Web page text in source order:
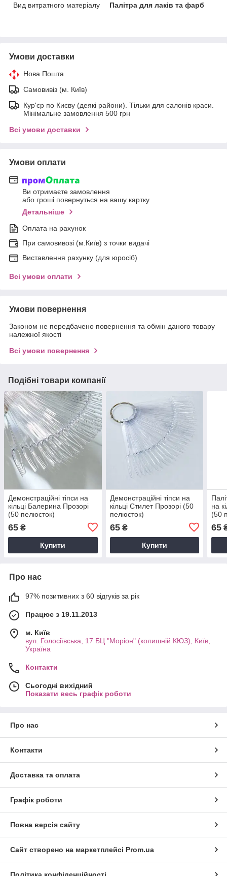
Вид витратного матеріалу
Палітра для лаків та фарб
Умови доставки
Нова Пошта
Самовивіз (м. Київ)
Кур'єр по Києву (деякі райони). Тільки для салонів краси.
Мінімальне замовлення 500 грн
Всі умови доставки
Умови оплати
Ви отримаєте замовлення
або гроші повернуться на вашу картку
Детальніше
Оплата на рахунок
При самовивозі (м.Київ) з точки видачі
Виставлення рахунку (для юросіб)
Всі умови оплати
Умови повернення
Законом не передбачено повернення та обмін даного товару
належної якості
Всі умови повернення
Подібні товари компанії
Демонстраційні тіпси на
кільці Балерина Прозорі
(50 пелюсток)
65 ₴
Купити
Демонстраційні тіпси на
кільці Стилет Прозорі (50
пелюсток)
65₴
Купити
на
(50
65
Про нас
97% позитивних з 60 відгуків за рік
Працює з 19.11.2013
м. Київ
вул. Голосіївська, 17 БЦ "Моріон" (колишній КЮЗ), Київ,
Україна
Контакти
Сьогодні вихідний
Показати весь графік роботи
Про нас
Контакти
Доставка та оплата
Графік роботи
Повна версія сайту
Сайт створено на маркетплейсі Prom.ua